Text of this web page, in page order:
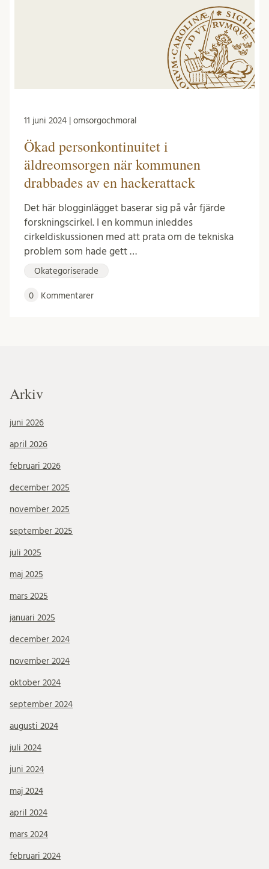
11 juni 2024 | omsorgochmoral
Ökad personkontinuitet i
äldreomsorgen när kommunen
drabbades av en hackerattack
Det här blogginlägget baserar sig på vår fjärde
forskningscirkel. I en kommun inleddes
cirkeldiskussionen med att prata om de tekniska
problem som hade gett …
Okategoriserade
0 Kommentarer
Arkiv
juni 2026
april 2026
februari 2026
december 2025
november 2025
september 2025
juli 2025
maj 2025
mars 2025
januari 2025
december 2024
november 2024
oktober 2024
september 2024
augusti 2024
juli 2024
juni 2024
maj 2024
april 2024
mars 2024
februari 2024